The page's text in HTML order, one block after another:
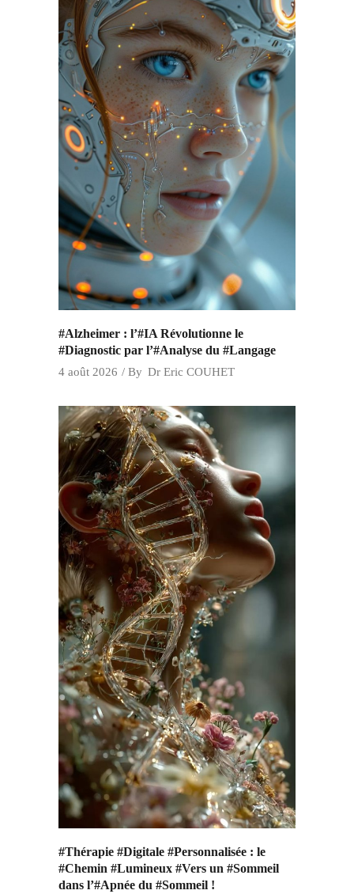
#Alzheimer : l’#IA Révolutionne le
#Diagnostic par l’#Analyse du #Langage
4 août 2026 By Dr Eric COUHET
#Thérapie #Digitale #Personnalisée : le
#Chemin #Lumineux #Vers un #Sommeil
dans l’#Apnée du #Sommeil !